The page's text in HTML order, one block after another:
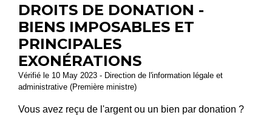
DROITS DE DONATION -
BIENS IMPOSABLES ET
PRINCIPALES
EXONÉRATIONS
Vérifié le 10 May 2023 - Direction de l'information légale et
administrative (Première ministre)
Vous avez reçu de l'argent ou un bien par donation ?